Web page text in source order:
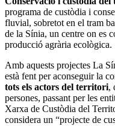
programa de custòdia i
fluvial, sobretot en el tram
de la Sínia, un centre on es
producció agrària ecològica.
Amb aquests projectes La
està fent per aconseguir la
tots els actors del territori,
persones, passant per les
Xarxa de Custòdia del
considera un “projecte de